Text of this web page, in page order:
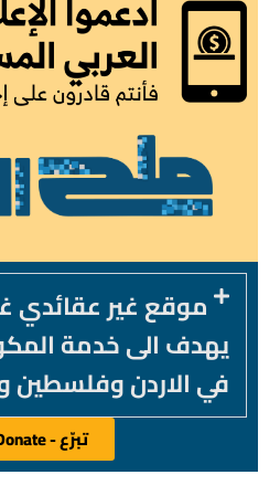
موقع غير عقائدي
يهدف الى خدمة
في الاردن وفلسطين
تبرّع - Donate